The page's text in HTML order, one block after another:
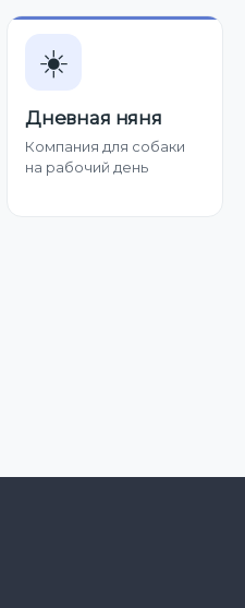
☀️
Дневная няня
Компания для собаки
на рабочий день